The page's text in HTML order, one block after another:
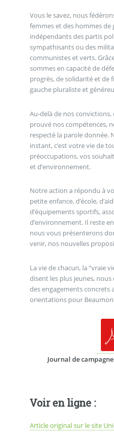
Vous le savez, nous
femmes et des hommes de
indépendants des partis
sympathisants ou des
communistes et verts.
sommes en capacité de
progrès, de solidarité et de
gauche pluraliste et
Au-delà de nos
prouvé nos compétences,
respecté la parole donnée.
instant, c’est votre vie de
préoccupations, vos
et d’environnement.
Notre action a répondu à
petite enfance, d’école,
d’équipements sportifs,
d’environnement. Il reste
nous vous présenterons
venir, nos nouvelles
La vie de chacun, la “vraie
disent les plus jeunes,
des engagements concrets
orientations pour
Journal de
Voir en ligne :
Article original sur le site